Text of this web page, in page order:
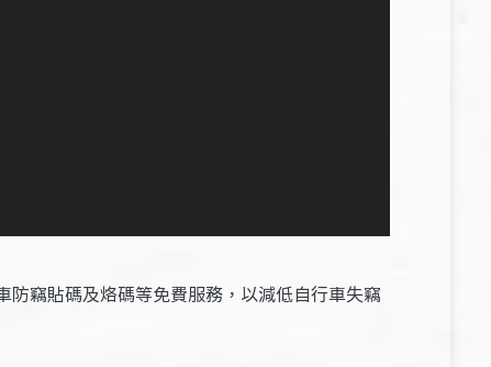
防竊貼碼及烙碼等免費服務，以減低自行車失竊